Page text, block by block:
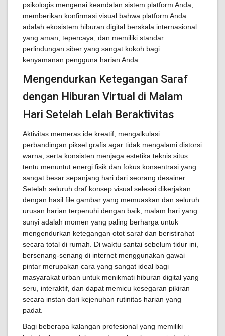
psikologis mengenai keandalan sistem platform Anda,
memberikan konfirmasi visual bahwa platform Anda
adalah ekosistem hiburan digital berskala internasional
yang aman, tepercaya, dan memiliki standar
perlindungan siber yang sangat kokoh bagi
kenyamanan pengguna harian Anda.
Mengendurkan Ketegangan Saraf
dengan Hiburan Virtual di Malam
Hari Setelah Lelah Beraktivitas
Aktivitas memeras ide kreatif, mengalkulasi
perbandingan piksel grafis agar tidak mengalami distorsi
warna, serta konsisten menjaga estetika teknis situs
tentu menuntut energi fisik dan fokus konsentrasi yang
sangat besar sepanjang hari dari seorang desainer.
Setelah seluruh draf konsep visual selesai dikerjakan
dengan hasil file gambar yang memuaskan dan seluruh
urusan harian terpenuhi dengan baik, malam hari yang
sunyi adalah momen yang paling berharga untuk
mengendurkan ketegangan otot saraf dan beristirahat
secara total di rumah. Di waktu santai sebelum tidur ini,
bersenang-senang di internet menggunakan gawai
pintar merupakan cara yang sangat ideal bagi
masyarakat urban untuk menikmati hiburan digital yang
seru, interaktif, dan dapat memicu kesegaran pikiran
secara instan dari kejenuhan rutinitas harian yang
padat.
Bagi beberapa kalangan profesional yang memiliki